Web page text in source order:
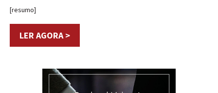
[resumo]
LER AGORA >